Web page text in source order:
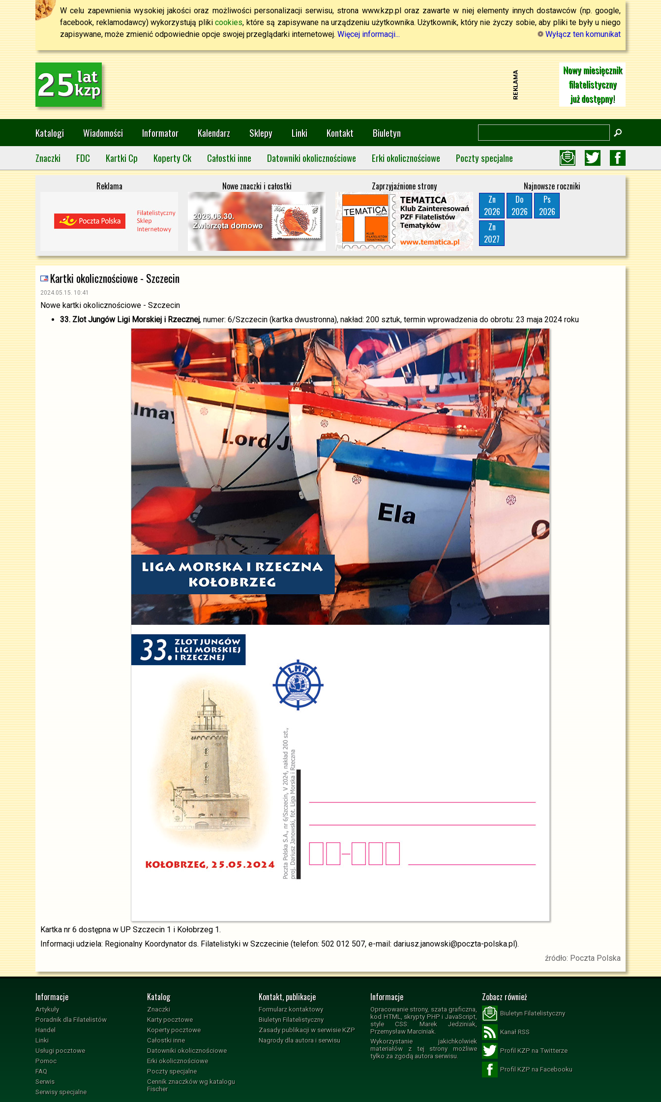
W celu zapewnienia wysokiej jakości oraz możliwości personalizacji serwisu, strona www.kzp.pl oraz zawarte w niej elementy innych dostawców (np. google,
facebook, reklamodawcy) wykorzystują plikicookies, które są zapisywane na urządzeniu użytkownika. Użytkownik, który nie życzy sobie, aby pliki te były u niego
zapisywane, może zmienić odpowiednie opcje swojej przeglądarki internetowej. Więcej informacji... Wyłącz ten komunikat
Nowy miesięcznik
filatelistyczny
już dostępny!
Katalogi Wiadomości Informator Kalendarz Sklepy Linki Kontakt
Biuletyn
Znaczki
FDC Kartki Cp Koperty Ck Całostki inne Datowniki okolicznościowe Erki okolicznościowe Poczty specjalne
Reklama Nowe znaczki i całostki Zaprzyjaźnione strony
Najnowsze roczniki
Zn
2026
Do
2026
Ps
2026
Zn
2027
Kartki okolicznościowe - Szczecin
2024.05.15. 10:41
Nowe kartki okolicznościowe - Szczecin
33. Zlot Jungów Ligi Morskiej i Rzecznej, numer: 6/Szczecin (kartka dwustronna), nakład: 200 sztuk, termin wprowadzenia do obrotu: 23 maja 2024 roku
Kartka nr 6 dostępna w UP Szczecin 1 i Kołobrzeg 1.
Informacji udziela: Regionalny Koordynator ds. Filatelistyki w Szczecinie (telefon: 502 012 507, e-mail: dariusz.janowski@poczta-polska.pl).
źródło: Poczta Polska
Informacje
Artykuły
Poradnik dla Filatelistów
Handel
Linki
Usługi pocztowe
Pomoc
FAQ
Serwis
Serwisy specjalne
Katalog
Znaczki
Karty pocztowe
Koperty pocztowe
Całostki inne
Datowniki okolicznościowe
Erki okolicznościowe
Poczty specjalne
Cennik znaczków wg katalogu
Fischer
Kontakt, publikacje
Formularz kontaktowy
Biuletyn Filatelistyczny
Zasady publikacji w serwisie KZP
Nagrody dla autora i serwisu
Informacje
Opracowanie strony, szata graficzna,
kod HTML, skrypty PHP i JavaScript,
style CSS: Marek Jedziniak,
Przemysław Marciniak.
Wykorzystanie jakichkolwiek
materiałów z tej strony możliwe
tylko za zgodą autora serwisu.
Zobacz również
Biuletyn Filatelistyczny
Kanał RSS
Profil KZP na Twitterze
Profil KZP na Facebooku